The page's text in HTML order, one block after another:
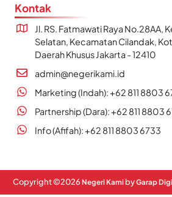
Kontak
Jl. RS. Fatmawati Raya No.28AA,
Selatan, Kecamatan Cilandak,
Daerah Khusus Jakarta - 12410
admin@negerikami.id
Marketing (Indah): +62 811 8803
Partnership (Dara): +62 811 8803
Info (Afifah): +62 811 8803 6733
Copyright ©2026 Negeri Kami byGarap